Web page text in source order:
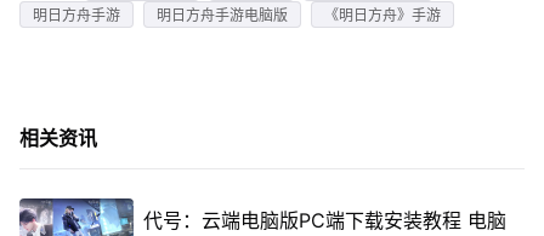
明日方舟手游
明日方舟手游电脑版 《明日方舟》手游
相关资讯
代号：云端电脑版PC端下载安装教程 电脑